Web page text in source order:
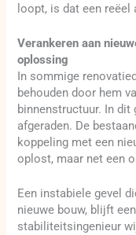
loopt, is dat een reëel
Verankeren aan
oplossing
In sommige
behouden door hem
binnenstructuur. In
afgeraden. De
koppeling met een
oplost, maar net een
Een instabiele gevel
nieuwe bouw, blijft
stabiliteitsingenieur